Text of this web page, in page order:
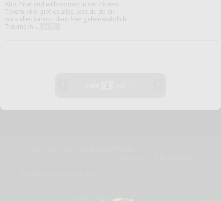
Ahoi Pirat und willkommen in der Pirates
Tavern. Hier gibt es alles, was du du dir
vorstellen kannst, denn hier gehen wahrlich
Träume in ...